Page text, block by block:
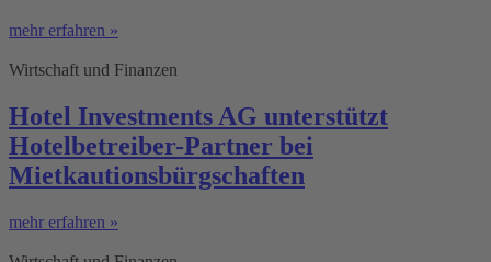
mehr erfahren »
Wirtschaft und Finanzen
Hotel Investments AG unterstützt
Hotelbetreiber-Partner bei
Mietkautionsbürgschaften
mehr erfahren »